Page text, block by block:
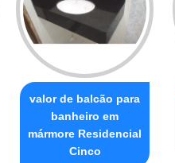
valor de balcão para
banheiro em
mármore Residencial
Cinco